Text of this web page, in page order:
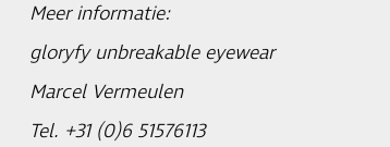
Meer informatie:
gloryfy unbreakable eyewear
Marcel Vermeulen
Tel. +31 (0)6 51576113